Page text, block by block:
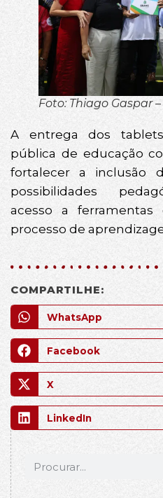
Foto: Thiago Gaspar
A entrega dos
pública de educação
fortalecer a inclusão
possibilidades
acesso a
processo de
COMPARTILHE:
WhatsApp
Facebook
X
LinkedIn